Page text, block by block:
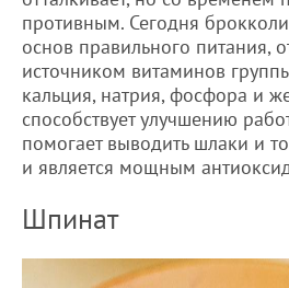
противным. Сегодня
основ правильного питания,
источником витаминов
кальция, натрия, фосфора и
способствует улучшению
помогает выводить шлаки и
и является мощным
Шпинат